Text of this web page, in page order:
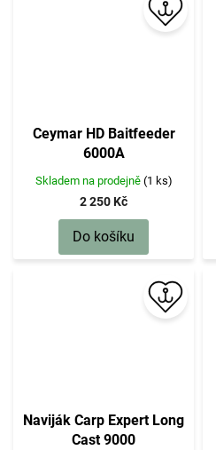
Ceymar HD Baitfeeder
6000A
Skladem na prodejně (1 ks)
2 250 Kč
Do košíku
Naviják Carp Expert Long
Cast 9000